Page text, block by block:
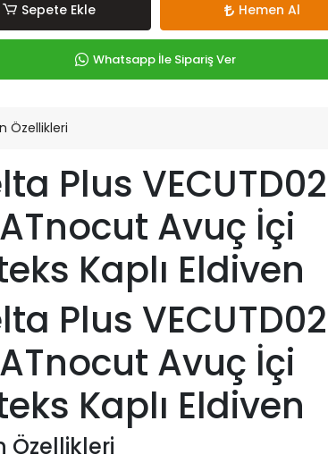
Sepete Ekle Hemen Al
Whatsapp İle Sipariş Ver
Özellikleri
Plus VECUTD02
Avuç İçi
Kaplı Eldiven
Plus VECUTD02
Avuç İçi
Kaplı Eldiven
Özellikleri